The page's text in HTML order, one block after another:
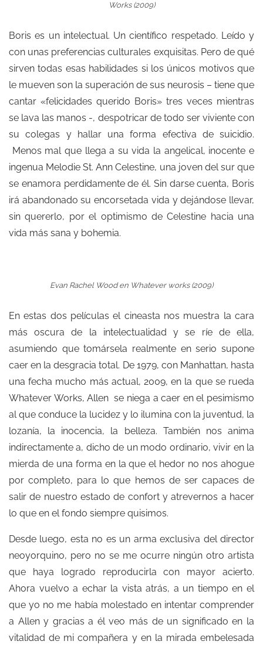
Works (2009)
Boris es un intelectual. Un científico respetado. Leído y
con unas preferencias culturales exquisitas. Pero de qué
sirven todas esas habilidades si los únicos motivos que
le mueven son la superación de sus neurosis – tiene que
cantar «felicidades querido Boris» tres veces mientras
se lava las manos -, despotricar de todo ser viviente con
su colegas y hallar una forma efectiva de suicidio.
Menos mal que llega a su vida la angelical, inocente e
ingenua Melodie St. Ann Celestine, una joven del sur que
se enamora perdidamente de él. Sin darse cuenta, Boris
irá abandonado su encorsetada vida y dejándose llevar,
sin quererlo, por el optimismo de Celestine hacia una
vida más sana y bohemia.
Evan Rachel Wood en Whatever works (2009)
En estas dos películas el cineasta nos muestra la cara
más oscura de la intelectualidad y se ríe de ella,
asumiendo que tomársela realmente en serio supone
caer en la desgracia total. De 1979, con Manhattan, hasta
una fecha mucho más actual, 2009, en la que se rueda
Whatever Works, Allen se niega a caer en el pesimismo
al que conduce la lucidez y lo ilumina con la juventud, la
lozanía, la inocencia, la belleza. También nos anima
indirectamente a, dicho de un modo ordinario, vivir en la
mierda de una forma en la que el hedor no nos ahogue
por completo, para lo que hemos de ser capaces de
salir de nuestro estado de confort y atrevernos a hacer
lo que en el fondo siempre quisimos.
Desde luego, esta no es un arma exclusiva del director
neoyorquino, pero no se me ocurre ningún otro artista
que haya logrado reproducirla con mayor acierto.
Ahora vuelvo a echar la vista atrás, a un tiempo en el
que yo no me había molestado en intentar comprender
a Allen y gracias a él veo más de un significado en la
vitalidad de mi compañera y en la mirada embelesada